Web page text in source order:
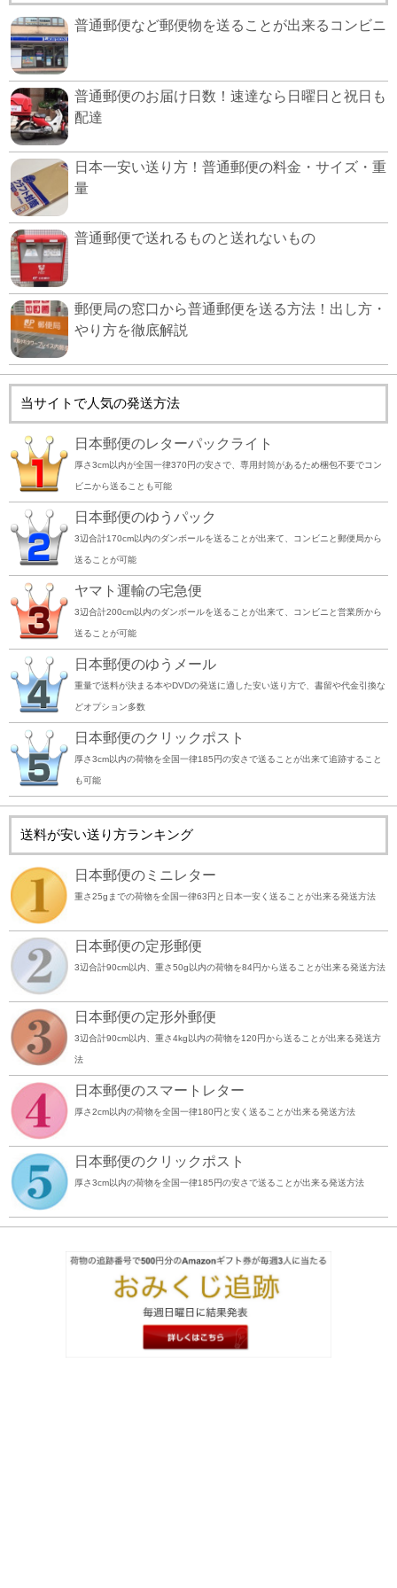
普通郵便など郵便物を送ることが出来るコンビニ
普通郵便のお届け日数！速達なら日曜日と祝日も
配達
日本一安い送り方！普通郵便の料金・サイズ・重
量
普通郵便で送れるものと送れないもの
郵便局の窓口から普通郵便を送る方法！出し方・
やり方を徹底解説
当サイトで人気の発送方法
日本郵便のレターパックライト
厚さ3cm以内が全国一律370円の安さで、専用封筒があるため梱包不要でコン
ビニから送ることも可能
日本郵便のゆうパック
3辺合計170cm以内のダンボールを送ることが出来て、コンビニと郵便局から
送ることが可能
ヤマト運輸の宅急便
3辺合計200cm以内のダンボールを送ることが出来て、コンビニと営業所から
送ることが可能
日本郵便のゆうメール
重量で送料が決まる本やDVDの発送に適した安い送り方で、書留や代金引換な
どオプション多数
日本郵便のクリックポスト
厚さ3cm以内の荷物を全国一律185円の安さで送ることが出来て追跡すること
も可能
送料が安い送り方ランキング
日本郵便のミニレター
重さ25gまでの荷物を全国一律63円と日本一安く送ることが出来る発送方法
日本郵便の定形郵便
3辺合計90cm以内、重さ50g以内の荷物を84円から送ることが出来る発送方法
日本郵便の定形外郵便
3辺合計90cm以内、重さ4kg以内の荷物を120円から送ることが出来る発送方
法
日本郵便のスマートレター
厚さ2cm以内の荷物を全国一律180円と安く送ることが出来る発送方法
日本郵便のクリックポスト
厚さ3cm以内の荷物を全国一律185円の安さで送ることが出来る発送方法